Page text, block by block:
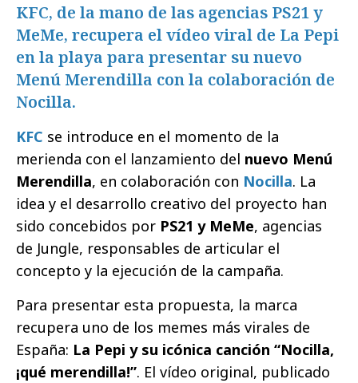
KFC, de la mano de las agencias PS21 y
MeMe, recupera el vídeo viral de La Pepi
en la playa para presentar su nuevo
Menú Merendilla con la colaboración de
Nocilla.
KFC se introduce en el momento de la
merienda con el lanzamiento del nuevo Menú
Merendilla, en colaboración con Nocilla. La
idea y el desarrollo creativo del proyecto han
sido concebidos por PS21 y MeMe, agencias
de Jungle, responsables de articular el
concepto y la ejecución de la campaña.
Para presentar esta propuesta, la marca
recupera uno de los memes más virales de
España: La Pepi y su icónica canción “Nocilla,
¡qué merendilla!”. El vídeo original, publicado